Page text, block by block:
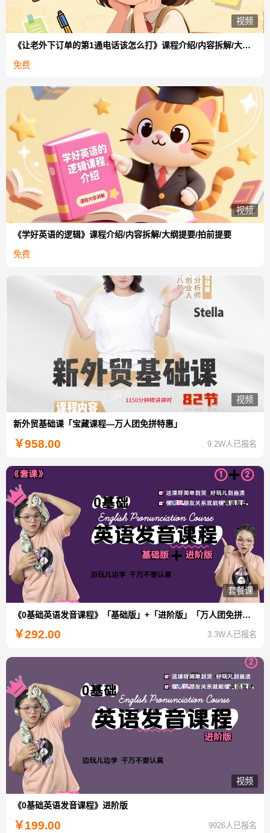
视频
《让老外下订单的第1通电话该怎么打》课程介绍/内容拆解/大纲提要/拍前提要
免费
视频
《学好英语的逻辑》课程介绍/内容拆解/大纲提要/拍前提要
免费
视频
新外贸基础课「宝藏课程—万人团免拼特惠」
￥958.00 9.2W人已报名
套餐课
《0基础英语发音课程》「基础版」+「进阶版」「万人团免拼特惠」
￥292.00 3.3W人已报名
视频
《0基础英语发音课程》进阶版
￥199.00 9926人已报名